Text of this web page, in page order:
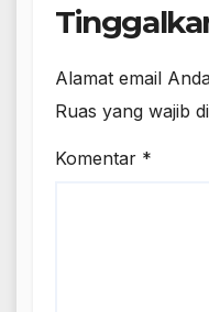
Alamat email
Ruas yang wajib
Komentar *